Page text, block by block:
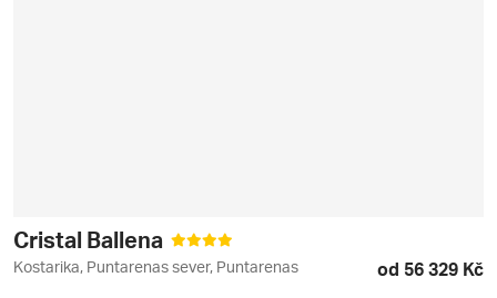
Cristal Ballena
Kostarika, Puntarenas sever, Puntarenas od 56 329 Kč